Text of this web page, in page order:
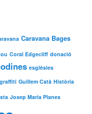
Caravana Bages
Coral Edgecliff donació
esglèsies
graffiti Guillem Catà Història
Josep Maria Planes